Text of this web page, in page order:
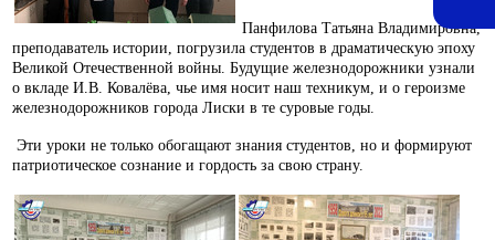
Панфилова Татьяна Владимировна,
преподаватель истории, погрузила студентов в драматическую эпоху
Великой Отечественной войны. Будущие железнодорожники узнали
о вкладе И.В. Ковалёва, чье имя носит наш техникум, и о героизме
железнодорожников города Лиски в те суровые годы.
Эти уроки не только обогащают знания студентов, но и формируют
патриотическое сознание и гордость за свою страну.